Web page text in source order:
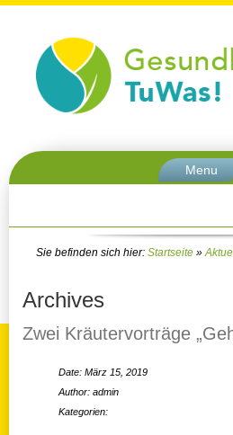
Menu
Sie befinden sich hier: Startseite »
Archives
Zwei Kräutervorträge
Date: März 15, 2019
Author: admin
Kategorien: